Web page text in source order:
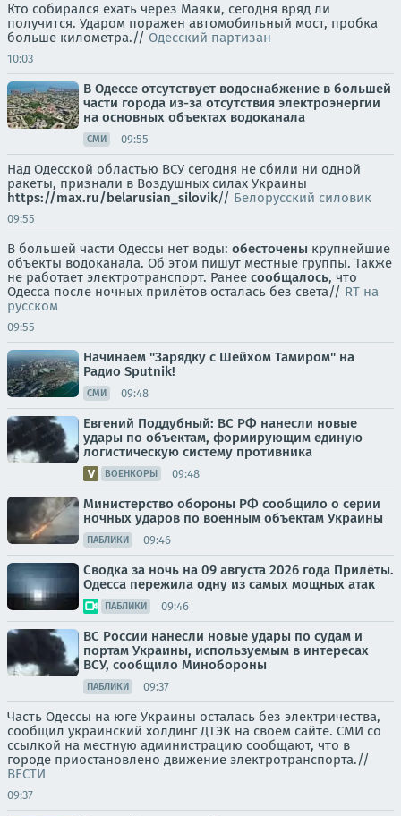
Кто собирался ехать через Маяки, сегодня вряд ли
получится. Ударом поражен автомобильный мост, пробка
больше километра.// Одесский партизан
10:03
В Одессе отсутствует водоснабжение в большей
части города из-за отсутствия электроэнергии
на основных объектах водоканала
СМИ 09:55
Над Одесской областью ВСУ сегодня не сбили ни одной
ракеты, признали в Воздушных силах Украины
https://max.ru/belarusian_silovik// Белорусский силовик
09:55
В большей части Одессы нет воды: обесточены крупнейшие
объекты водоканала. Об этом пишут местные группы. Также
не работает электротранспорт. Ранее сообщалось, что
Одесса после ночных прилётов осталась без света// RT на
русском
09:55
Начинаем "Зарядку с Шейхом Тамиром" на
Радио Sputnik!
СМИ 09:48
Евгений Поддубный: ВС РФ нанесли новые
удары по объектам, формирующим единую
логистическую систему противника
ВОЕНКОРЫ 09:48
Министерство обороны РФ сообщило о серии
ночных ударов по военным объектам Украины
ПАБЛИКИ 09:46
Сводка за ночь на 09 августа 2026 года Прилёты.
Одесса пережила одну из самых мощных атак
ПАБЛИКИ 09:46
ВС России нанесли новые удары по судам и
портам Украины, используемым в интересах
ВСУ, сообщило Минобороны
ПАБЛИКИ 09:37
Часть Одессы на юге Украины осталась без электричества,
сообщил украинский холдинг ДТЭК на своем сайте. СМИ со
ссылкой на местную администрацию сообщают, что в
городе приостановлено движение электротранспорта.//
ВЕСТИ
09:37